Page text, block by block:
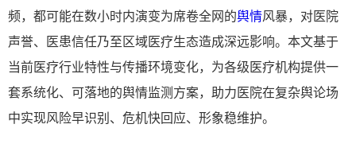
频，都可能在数小时内演变为席卷全网的舆情风暴，对医院
声誉、医患信任乃至区域医疗生态造成深远影响。本文基于
当前医疗行业特性与传播环境变化，为各级医疗机构提供一
套系统化、可落地的舆情监测方案，助力医院在复杂舆论场
中实现风险早识别、危机快回应、形象稳维护。